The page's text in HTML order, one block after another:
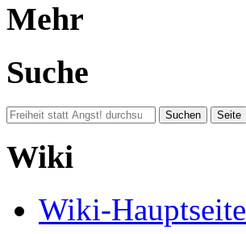
Mehr
Suche
Wiki
Wiki-Hauptseite